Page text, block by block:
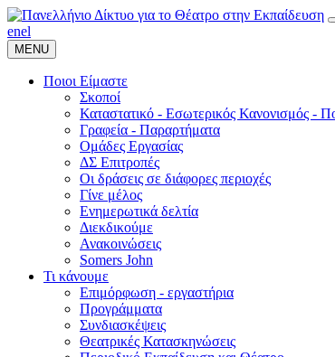
enel
MENU
Ποιοι Είμαστε
Σκοποί
Καταστατικό - Εσωτερικός Κανονισμός -
Γραφεία - Παραρτήματα
Ομάδες Εργασίας
ΔΣ Επιτροπές
Οι δράσεις σε διάφορες περιοχές
Γίνε μέλος
Ενημερωτικά δελτία
Διεκδικούμε
Ανακοινώσεις
Somers John
Τι κάνουμε
Επιμόρφωση - εργαστήρια
Προγράμματα
Συνδιασκέψεις
Θεατρικές Κατασκηνώσεις